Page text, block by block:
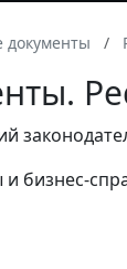
документы
бизнес-